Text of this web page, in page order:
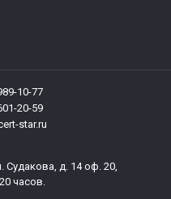
10-77
20-59
star.ru
д. 14 оф. 20,
часов.